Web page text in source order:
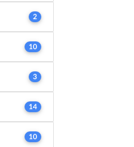
2
10
3
14
10